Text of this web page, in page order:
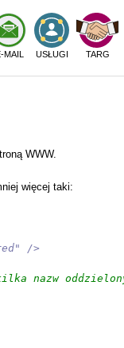
MAIL USŁUGI TARG
WWW.
więcej taki:
/>
nazw